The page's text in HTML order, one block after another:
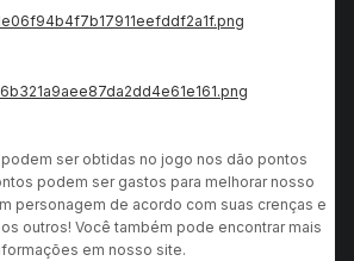
ser obtidas no jogo nos dão pontos
podem ser gastos para melhorar nosso
personagem de acordo com suas crenças e
outros! Você também pode encontrar mais
em nosso site.